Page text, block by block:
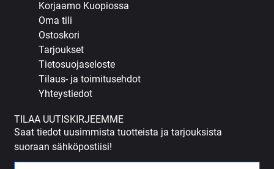
Korjaamo Kuopiossa
Oma tili
Ostoskori
Tarjoukset
Tietosuojaseloste
Tilaus- ja toimitusehdot
Yhteystiedot
TILAA UUTISKIRJEEMME
Saat tiedot uusimmista tuotteista ja tarjouksista
suoraan sähköpostiisi!